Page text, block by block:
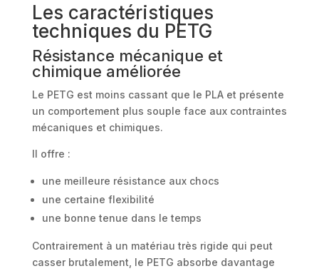
Les caractéristiques
techniques du PETG
Résistance mécanique et
chimique améliorée
Le PETG est moins cassant que le PLA et présente
un comportement plus souple face aux contraintes
mécaniques et chimiques.
Il offre :
une meilleure résistance aux chocs
une certaine flexibilité
une bonne tenue dans le temps
Contrairement à un matériau très rigide qui peut
casser brutalement, le PETG absorbe davantage